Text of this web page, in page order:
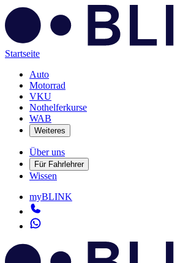
Startseite
Auto
Motorrad
VKU
Nothelferkurse
WAB
Weiteres
Über uns
Für Fahrlehrer
Wissen
myBLINK